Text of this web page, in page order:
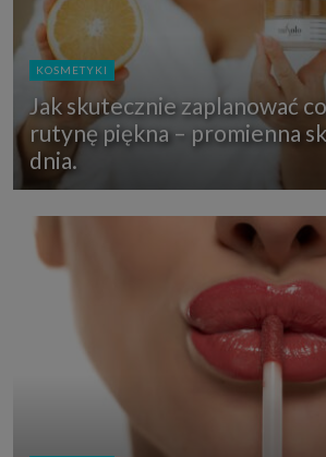
KOSMETYKI
Jak skutecznie zaplanować
rutynę piękna – promienna
dnia.